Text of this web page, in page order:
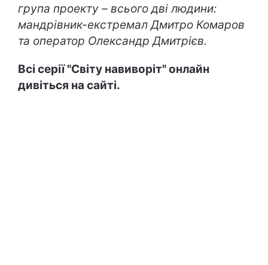
група проекту – всього дві людини:
мандрівник-екстремал Дмитро Комаров
та оператор Олександр Дмитрієв.
Всі серії "Світу навиворіт" онлайн
дивіться на сайті.